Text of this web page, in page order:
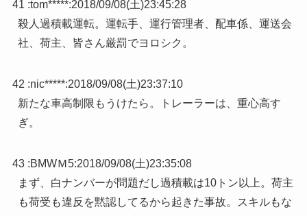
41 :tom*****:2018/09/08(土)23:45:28
殺人過積載運転。運転手、運行管理者、配車係、運送会
社、荷主、皆さん厳罰でヨロシク。
42 :nic*****:2018/09/08(土)23:37:10
新たな車高制限もうけたら。トレーラーは、重心高す
ぎ。
43 :BMWＭ5:2018/09/08(土)23:35:08
まず、白ナンバーが問題だし過積載は10トン以上。荷主
も荷受も違反を黙認してるから起きた事故。スキルもな